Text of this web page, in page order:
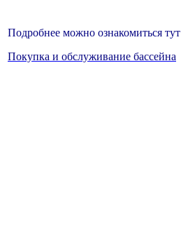
Подробнее можно ознакомиться тут
Покупка и обслуживание бассейна